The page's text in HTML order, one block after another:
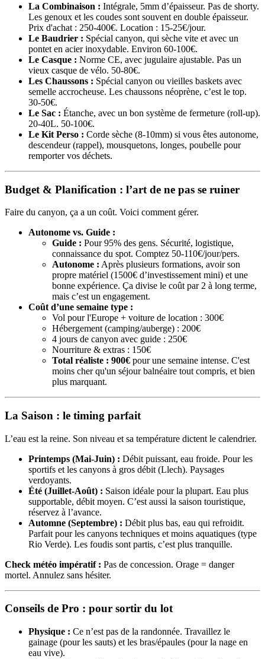
La Combinaison : Intégrale, 5mm d’épaisseur. Pas de shorty.
Les genoux et les coudes sont souvent en double épaisseur.
Prix d'achat : 250-400€. Location : 15-25€/jour.
Le Baudrier : Spécial canyon, qui sèche vite et avec un
pontet en acier inoxydable. Environ 60-100€.
Le Casque : Norme CE, avec jugulaire ajustable. Pas un
vieux casque de vélo. 50-80€.
Les Chaussons : Spécial canyon ou vieilles baskets avec
semelle accrocheuse. Les chaussons néoprène, c’est le top.
30-50€.
Le Sac : Étanche, avec un bon système de fermeture (roll-up).
20-40L. 50-100€.
Le Kit Perso : Corde sèche (8-10mm) si vous êtes autonome,
descendeur (rappel), mousquetons, longes, poubelle pour
remporter vos déchets.
Budget & Planification : l’art de ne pas se ruiner
Faire du canyon, ça a un coût. Voici comment gérer.
Autonome vs. Guide :
Guide : Pour 95% des gens. Sécurité, logistique,
connaissance du spot. Comptez 50-110€/jour/pers.
Autonome : Après plusieurs formations, avoir son
propre matériel (1500€ d’investissement mini) et une
bonne expérience. Ça divise le coût par 2 à long terme,
mais c’est un engagement.
Coût d’une semaine type :
Vol pour l'Europe + voiture de location : 300€
Hébergement (camping/auberge) : 200€
4 jours de canyon avec guide : 250€
Nourriture & extras : 150€
Total réaliste : 900€ pour une semaine intense. C'est
moins cher qu'un séjour balnéaire tout compris, et bien
plus marquant.
La Saison : le timing parfait
L’eau est la reine. Son niveau et sa température dictent le calendrier.
Printemps (Mai-Juin) : Débit puissant, eau froide. Pour les
sportifs et les canyons à gros débit (Llech). Paysages
verdoyants.
Été (Juillet-Août) : Saison idéale pour la plupart. Eau plus
supportable, débit moyen. C’est aussi la saison touristique,
réservez à l’avance.
Automne (Septembre) : Débit plus bas, eau qui refroidit.
Parfait pour les canyons techniques et moins aquatiques (type
Rio Verde). Les foudis sont partis, c’est plus tranquille.
Check météo impératif : Pas de concession. Orage = danger
mortel. Annulez sans hésiter.
Conseils de Pro : pour sortir du lot
Physique : Ce n’est pas de la randonnée. Travaillez le
gainage (pour les sauts) et les bras/épaules (pour la nage en
eau vive).